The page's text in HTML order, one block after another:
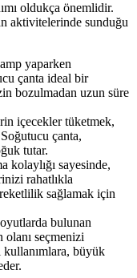
oldukça önemlidir.
aktivitelerinde sunduğu
yaparken
çanta ideal bir
bozulmadan uzun süre
içecekler tüketmek,
çanta,
tutar.
kolaylığı sayesinde,
rahatlıkla
sağlamak için
bulunan
olanı seçmenizi
kullanımlara, büyük